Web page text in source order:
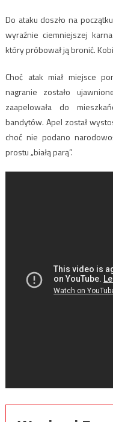
Do ataku doszło na
wyraźnie ciemniejszej
który próbował ją bronić.
Choć atak miał miejsce
nagranie zostało
zaapelowała do
bandytów. Apel został
choć nie podano
prostu „białą parą”.